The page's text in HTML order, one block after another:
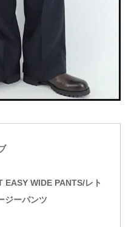
WIDE PANTS/レト
ジーパンツ